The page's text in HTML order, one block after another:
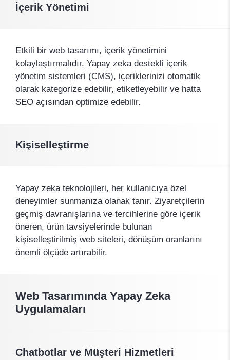
İçerik Yönetimi
Etkili bir web tasarımı, içerik yönetimini
kolaylaştırmalıdır. Yapay zeka destekli içerik
yönetim sistemleri (CMS), içeriklerinizi otomatik
olarak kategorize edebilir, etiketleyebilir ve hatta
SEO açısından optimize edebilir.
Kişiselleştirme
Yapay zeka teknolojileri, her kullanıcıya özel
deneyimler sunmanıza olanak tanır. Ziyaretçilerin
geçmiş davranışlarına ve tercihlerine göre içerik
öneren, ürün tavsiyelerinde bulunan
kişiselleştirilmiş web siteleri, dönüşüm oranlarını
önemli ölçüde artırabilir.
Web Tasarımında Yapay Zeka
Uygulamaları
Chatbotlar ve Müşteri Hizmetleri